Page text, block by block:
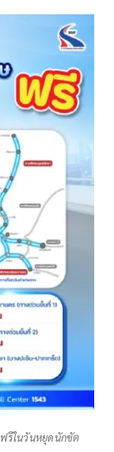
รีในวันหยุดนักขัต